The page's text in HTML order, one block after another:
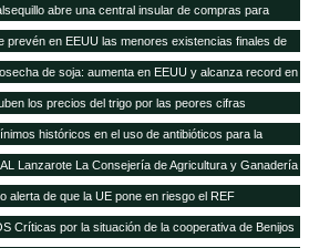
abre una central insular de compras para
agrícolas
prevén en EEUU las menores existencias finales de
17 años
de soja: aumenta en EEUU y alcanza record en
los precios del trigo por las peores cifras
históricos en el uso de antibióticos para la
Lanzarote La Consejería de Agricultura y Ganadería
las subvenciones de 2013 del Gobierno regional
agrícola y ganadero de la isla
alerta de que la UE pone en riesgo el REF
Críticas por la situación de la cooperativa de Benijos